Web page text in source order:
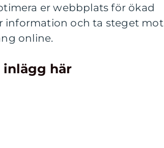
er webbplats för ökad
information och ta steget mot
online.
inlägg här